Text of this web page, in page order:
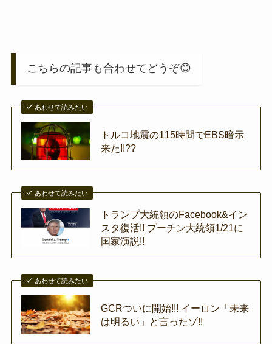
こちらの記事も合わせてどうぞ😊
あわせて読みたい
トルコ地震の115時間でEBS暗示
来た!!??
あわせて読みたい
トランプ大統領のFacebook&イン
スタ復活!! プーチン大統領1/21に
国家演説!!
あわせて読みたい
GCRついに開始!!! イーロン「未来
は明るい」と言ったゾ!!